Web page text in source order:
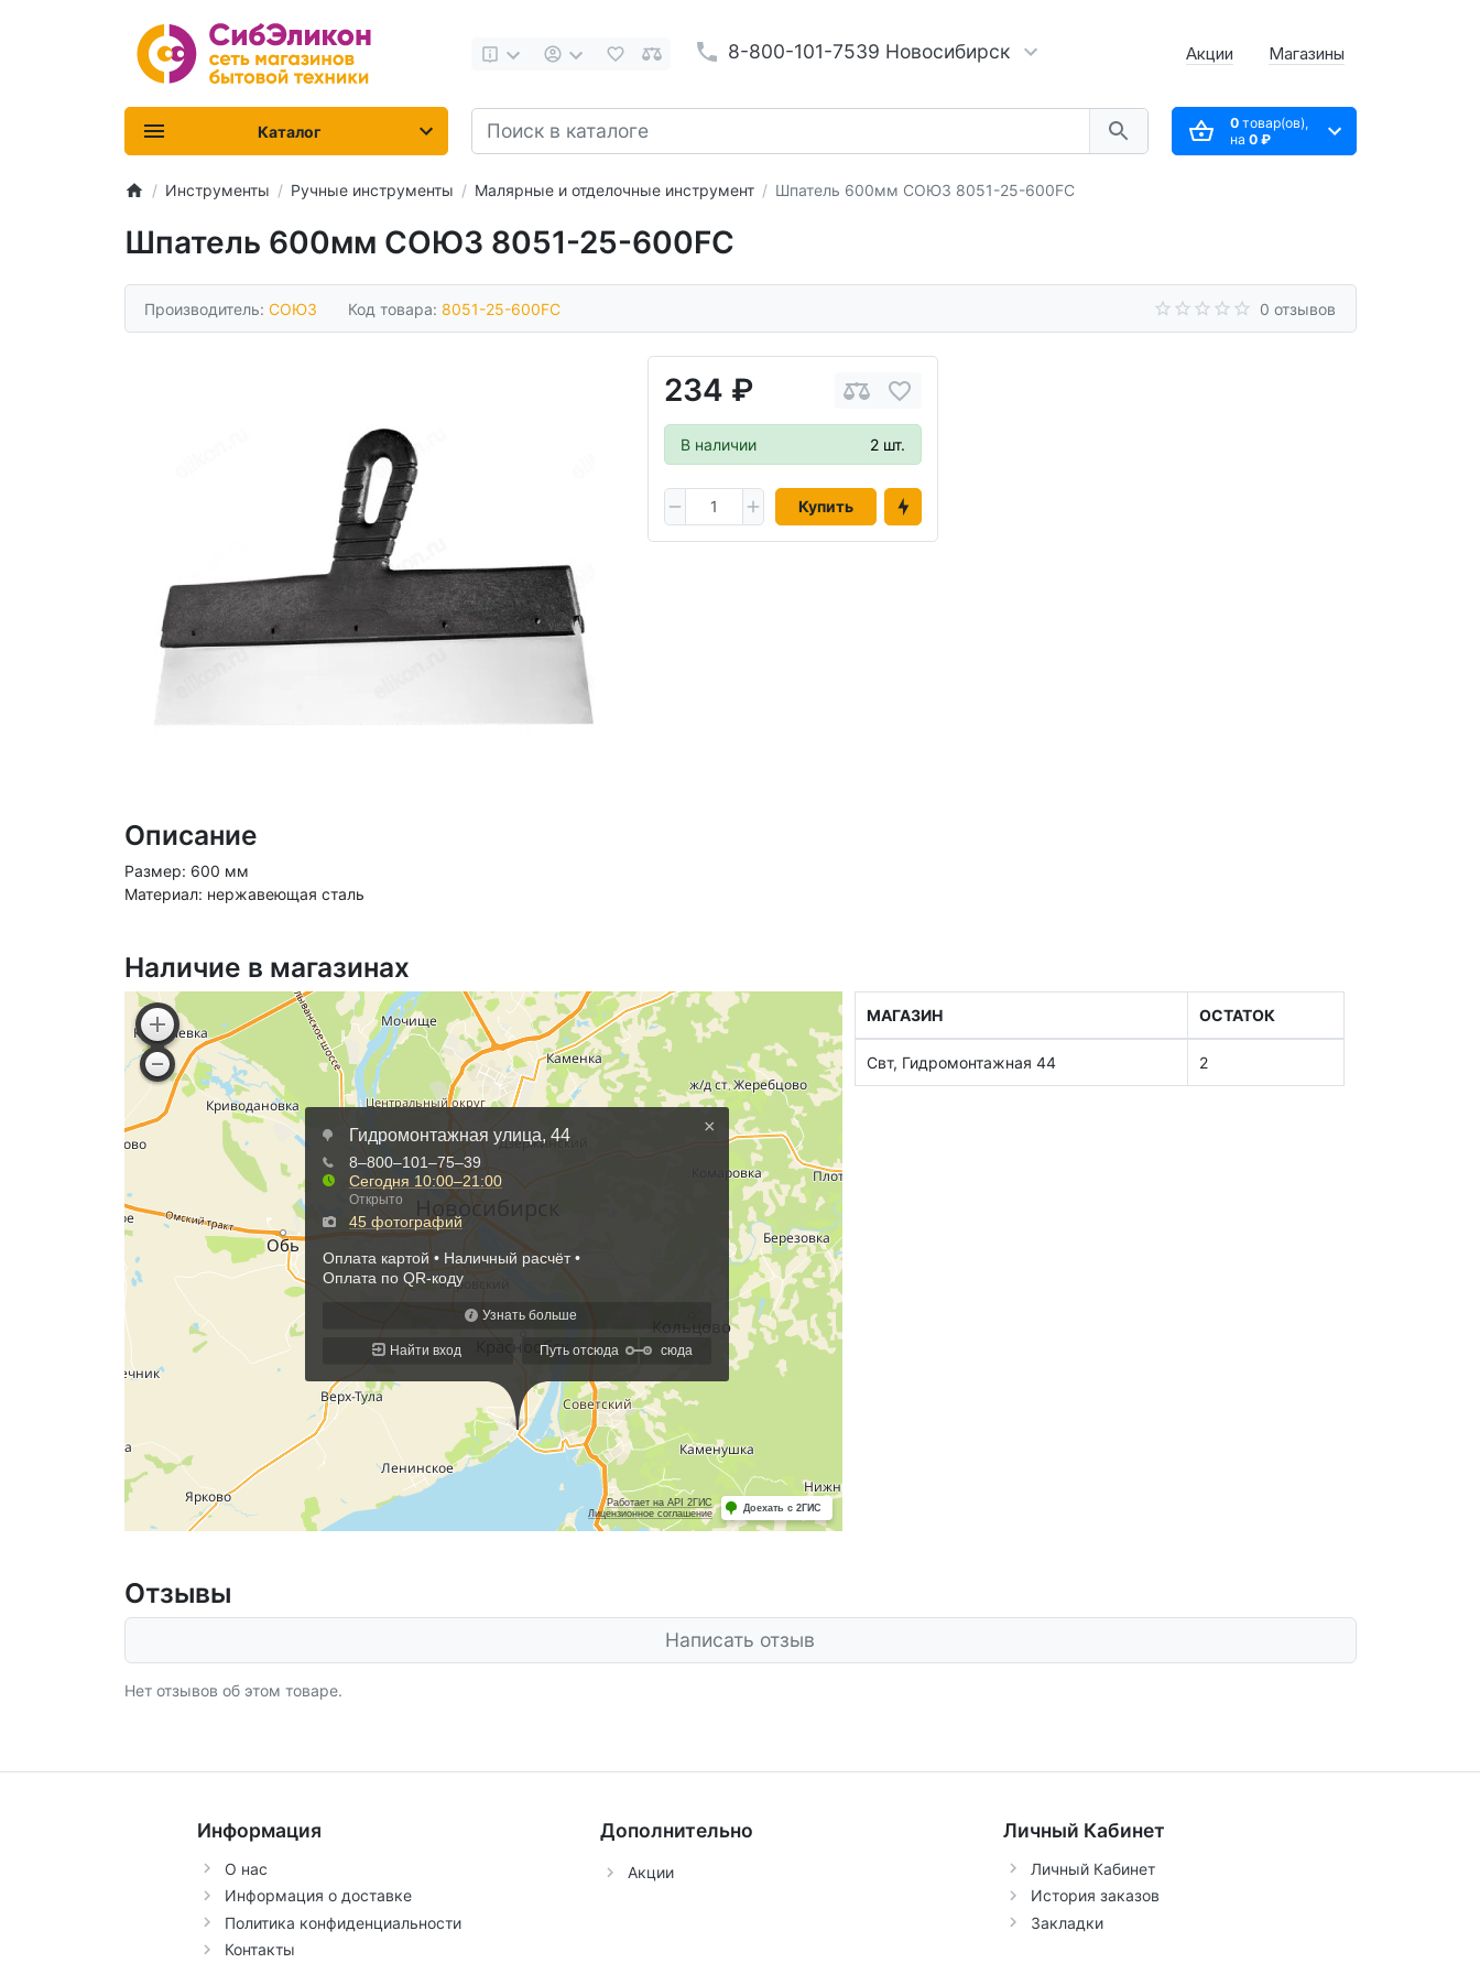
8-800-101-7539 Новосибирск Акции Магазины
0товар(ов),
на 0 ₽
Каталог
Инструменты Ручные инструменты Малярные и отделочные инструмент Шпатель 600мм СОЮЗ 8051-25-600FC
Шпатель 600мм СОЮЗ 8051-25-600FC
Производитель: СОЮЗ Код товара: 8051-25-600FC 0 отзывов
234 ₽
В наличии 2 шт.
Купить
Описание
Размер: 600 мм
Материал: нержавеющая сталь
Наличие в магазинах
МАГАЗИН ОСТАТОК
Свт, Гидромонтажная 44 2
Отзывы
Написать отзыв
Нет отзывов об этом товаре.
Информация
О нас
Информация о доставке
Политика конфиденциальности
Контакты
Дополнительно
Акции
Личный Кабинет
Личный Кабинет
История заказов
Закладки